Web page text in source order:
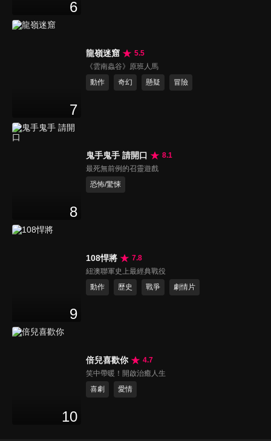
6
7
龍嶺迷窟
5.5
《雲南蟲谷》原班人馬
動作
奇幻 懸疑 冒險
8
鬼手鬼手 請開口
8.1
最死無前例的召靈遊戲
恐怖/驚悚
9
108悍將
7.8
紐澳聯軍史上最經典戰役
動作
歷史 戰爭 劇情片
10
倍兒喜歡你
4.7
笑中帶暖！開啟治癒人生
喜劇
愛情